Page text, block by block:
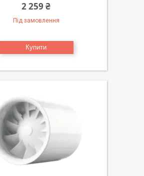
2 259 ₴
Під замовлення
Купити